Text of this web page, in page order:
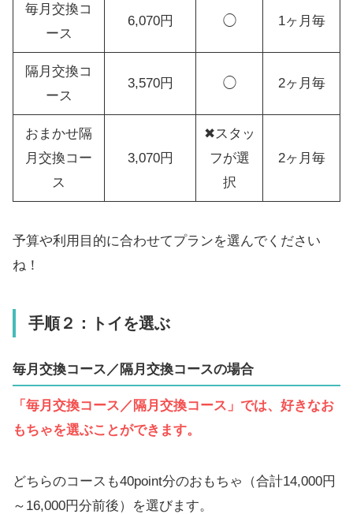
毎月交換コ
ース
6,070円 ◯ 1ヶ月毎
隔月交換コ
ース
3,570円 ◯ 2ヶ月毎
おまかせ隔
月交換コー
ス
3,070円
✖スタッ
フが選
択
2ヶ月毎
予算や利用目的に合わせてプランを選んでください
ね！
手順２：トイを選ぶ
毎月交換コース／隔月交換コースの場合
「毎月交換コース／隔月交換コース」では、好きなお
もちゃを選ぶことができます。
どちらのコースも40point分のおもちゃ（合計14,000円
～16,000円分前後）を選びます。